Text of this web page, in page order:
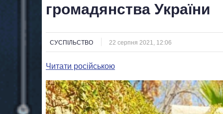
громадянства України
СУСПІЛЬСТВО 22 серпня 2021, 12:06
Читати російською